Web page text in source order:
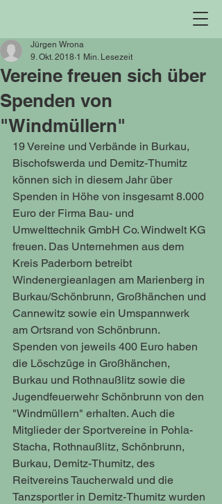
Vereine freuen sich über
Spenden von
"Windmüllern"
Jürgen Wrona
9. Okt. 2018 1 Min. Lesezeit
19 Vereine und Verbände in Burkau,
Bischofswerda und Demitz-Thumitz
können sich in diesem Jahr über
Spenden in Höhe von insgesamt 8.000
Euro der Firma Bau- und
Umwelttechnik GmbH Co. Windwelt KG
freuen. Das Unternehmen aus dem
Kreis Paderborn betreibt
Windenergieanlagen am Marienberg in
Burkau/Schönbrunn, Großhänchen und
Cannewitz sowie ein Umspannwerk
am Ortsrand von Schönbrunn.
Spenden von jeweils 400 Euro haben
die Löschzüge in Großhänchen,
Burkau und Rothnaußlitz sowie die
Jugendfeuerwehr Schönbrunn von den
"Windmüllern" erhalten. Auch die
Mitglieder der Sportvereine in Pohla-
Stacha, Rothnaußlitz, Schönbrunn,
Burkau, Demitz-Thumitz, des
Reitvereins Taucherwald und die
Tanzsportler in Demitz-Thumitz wurden